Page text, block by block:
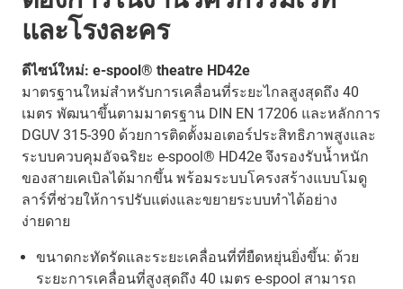
และโรงละคร
ดีไซน์ใหม่: e-spool® theatre HD42e
มาตรฐานใหม่สำหรับการเคลื่อนที่ระยะไกลสูงสุดถึง 40
เมตร พัฒนาขึ้นตามมาตรฐาน DIN EN 17206 และหลักการ
DGUV 315-390 ด้วยการติดตั้งมอเตอร์ประสิทธิภาพสูงและ
ระบบควบคุมอัจฉริยะ e-spool® HD42e จึงรองรับน้ำหนัก
ของสายเคเบิลได้มากขึ้น พร้อมระบบโครงสร้างแบบโมดู
ลาร์ที่ช่วยให้การปรับแต่งและขยายระบบทำได้อย่าง
ง่ายดาย
ขนาดกะทัดรัดและระยะเคลื่อนที่ที่ยืดหยุ่นยิ่งขึ้น: ด้วย
ระยะการเคลื่อนที่สูงสุดถึง 40 เมตร e-spool สามารถ